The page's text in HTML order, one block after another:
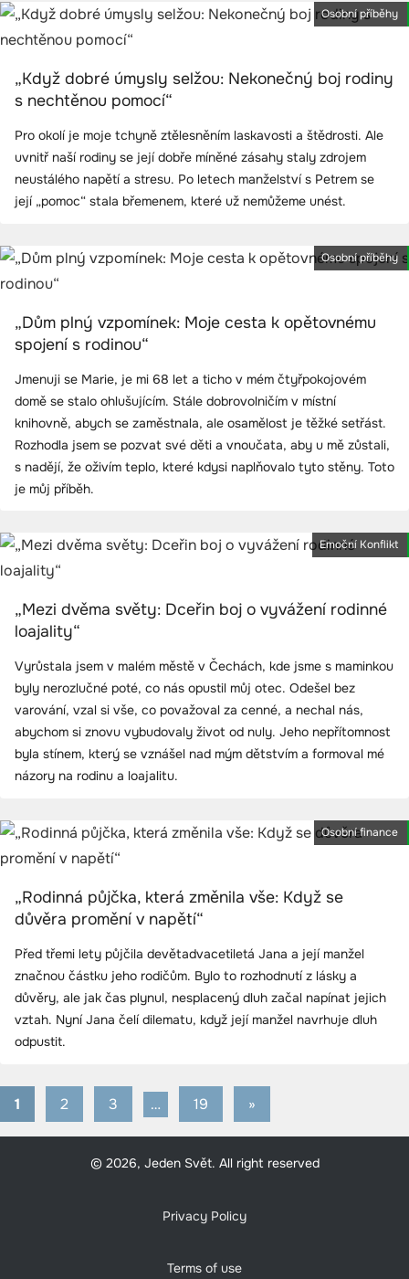
Osobní příběhy
„Když dobré úmysly selžou: Nekonečný boj rodiny
s nechtěnou pomocí“
Pro okolí je moje tchyně ztělesněním laskavosti a štědrosti. Ale
uvnitř naší rodiny se její dobře míněné zásahy staly zdrojem
neustálého napětí a stresu. Po letech manželství s Petrem se
její „pomoc“ stala břemenem, které už nemůžeme unést.
Osobní příběhy
„Dům plný vzpomínek: Moje cesta k opětovnému
spojení s rodinou“
Jmenuji se Marie, je mi 68 let a ticho v mém čtyřpokojovém
domě se stalo ohlušujícím. Stále dobrovolničím v místní
knihovně, abych se zaměstnala, ale osamělost je těžké setřást.
Rozhodla jsem se pozvat své děti a vnoučata, aby u mě zůstali,
s nadějí, že oživím teplo, které kdysi naplňovalo tyto stěny. Toto
je můj příběh.
Emoční Konflikt
„Mezi dvěma světy: Dceřin boj o vyvážení rodinné
loajality“
Vyrůstala jsem v malém městě v Čechách, kde jsme s maminkou
byly nerozlučné poté, co nás opustil můj otec. Odešel bez
varování, vzal si vše, co považoval za cenné, a nechal nás,
abychom si znovu vybudovaly život od nuly. Jeho nepřítomnost
byla stínem, který se vznášel nad mým dětstvím a formoval mé
názory na rodinu a loajalitu.
Osobní finance
„Rodinná půjčka, která změnila vše: Když se
důvěra promění v napětí“
Před třemi lety půjčila devětadvacetiletá Jana a její manžel
značnou částku jeho rodičům. Bylo to rozhodnutí z lásky a
důvěry, ale jak čas plynul, nesplacený dluh začal napínat jejich
vztah. Nyní Jana čelí dilematu, když její manžel navrhuje dluh
odpustit.
Stránkování
příspěvků
1 2 3 … 19
Next
»
© 2026, Jeden Svět. All right reserved
Privacy Policy
Terms of use